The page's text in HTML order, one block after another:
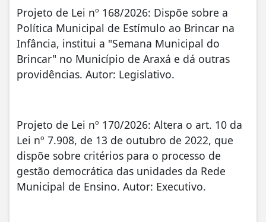
Projeto de Lei nº 168/2026: Dispõe sobre a
Política Municipal de Estímulo ao Brincar na
Infância, institui a "Semana Municipal do
Brincar" no Município de Araxá e dá outras
providências. Autor: Legislativo.
Projeto de Lei nº 170/2026: Altera o art. 10 da
Lei nº 7.908, de 13 de outubro de 2022, que
dispõe sobre critérios para o processo de
gestão democrática das unidades da Rede
Municipal de Ensino. Autor: Executivo.